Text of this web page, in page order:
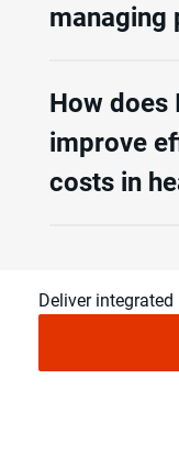
managing
How does
improve
costs in
Deliver